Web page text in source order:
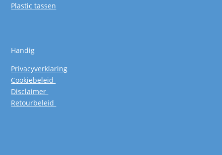
Plastic tassen
Handig
Privacyverklaring
Cookiebeleid
Disclaimer
Retourbeleid